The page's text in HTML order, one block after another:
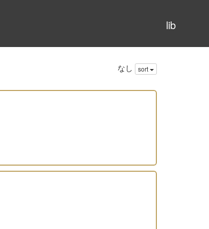
lib
なし sort